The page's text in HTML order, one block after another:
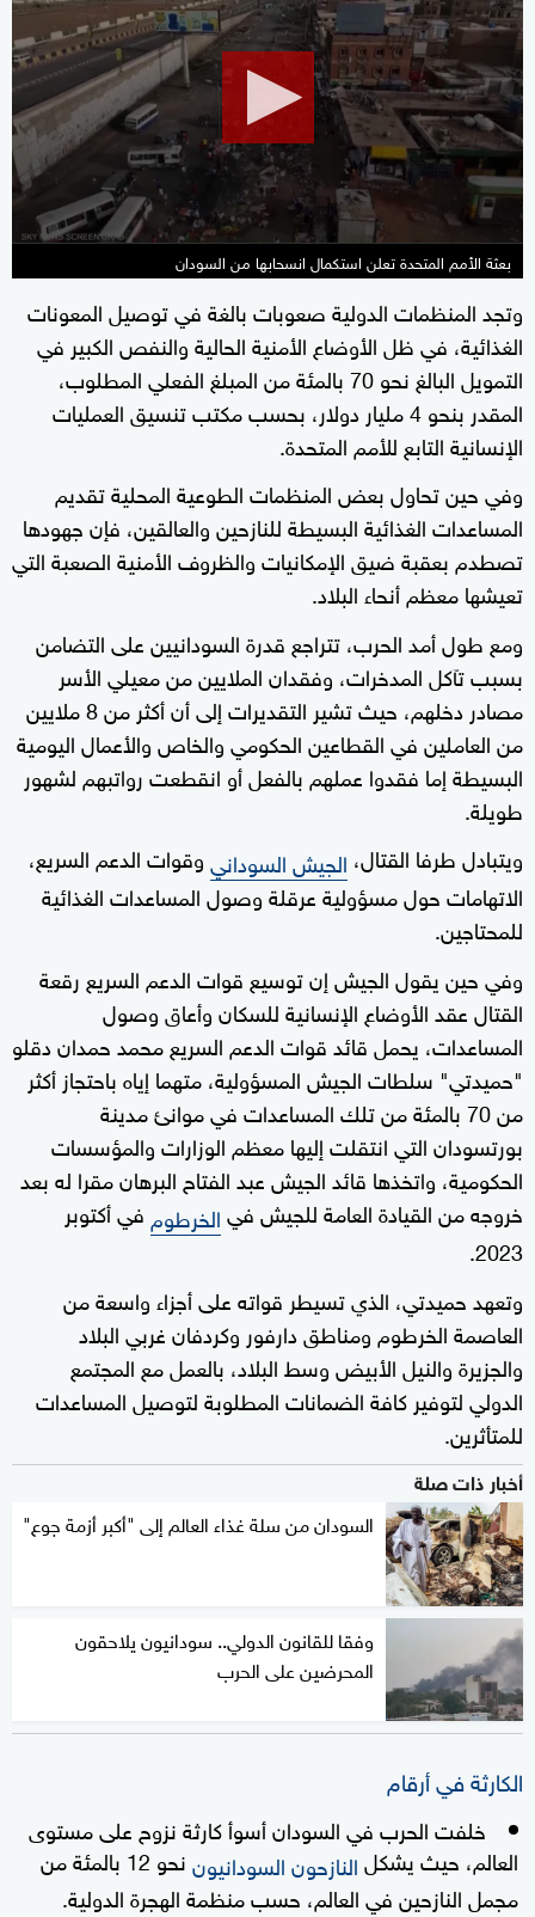
1
minute,
34
seconds
بعثة الأمم المتحدة تعلن استكمال انسحابها من السودان
وتجد المنظمات الدولية صعوبات بالغة في توصيل المعونات
الغذائية، في ظل الأوضاع الأمنية الحالية والنفص الكبير في
التمويل البالغ نحو 70 بالمئة من المبلغ الفعلي المطلوب،
المقدر بنحو 4 مليار دولار، بحسب مكتب تنسيق العمليات
الإنسانية التابع للأمم المتحدة.
وفي حين تحاول بعض المنظمات الطوعية المحلية تقديم
المساعدات الغذائية البسيطة للنازحين والعالقين، فإن جهودها
تصطدم بعقبة ضيق الإمكانيات والظروف الأمنية الصعبة التي
تعيشها معظم أنحاء البلاد.
ومع طول أمد الحرب، تتراجع قدرة السودانيين على التضامن
بسبب تآكل المدخرات، وفقدان الملايين من معيلي الأسر
مصادر دخلهم، حيث تشير التقديرات إلى أن أكثر من 8 ملايين
من العاملين في القطاعين الحكومي والخاص والأعمال اليومية
البسيطة إما فقدوا عملهم بالفعل أو انقطعت رواتبهم لشهور
طويلة.
ويتبادل طرفا القتال، الجيش السودانيوقوات الدعم السريع،
الاتهامات حول مسؤولية عرقلة وصول المساعدات الغذائية
للمحتاجين.
وفي حين يقول الجيش إن توسيع قوات الدعم السريع رقعة
القتال عقد الأوضاع الإنسانية للسكان وأعاق وصول
المساعدات، يحمل قائد قوات الدعم السريع محمد حمدان دقلو
"حميدتي" سلطات الجيش المسؤولية، متهما إياه باحتجاز أكثر
من 70 بالمئة من تلك المساعدات في موانئ مدينة
بورتسودان التي انتقلت إليها معظم الوزارات والمؤسسات
الحكومية، واتخذها قائد الجيش عبد الفتاح البرهان مقرا له بعد
خروجه من القيادة العامة للجيش فيالخرطومفي أكتوبر
2023.
وتعهد حميدتي، الذي تسيطر قواته على أجزاء واسعة من
العاصمة الخرطوم ومناطق دارفور وكردفان غربي البلاد
والجزيرة والنيل الأبيض وسط البلاد، بالعمل مع المجتمع
الدولي لتوفير كافة الضمانات المطلوبة لتوصيل المساعدات
للمتأثرين.
أخبار ذات صلة
السودان من سلة غذاء العالم إلى "أكبر أزمة جوع"
وفقا للقانون الدولي.. سودانيون يلاحقون
المحرضين على الحرب
الكارثة في أرقام
خلفت الحرب في السودان أسوأ كارثة نزوح على مستوى
العالم، حيث يشكلالنازحون السودانيون
نحو 12 بالمئة من
مجمل النازحين في العالم، حسب منظمة الهجرة الدولية.